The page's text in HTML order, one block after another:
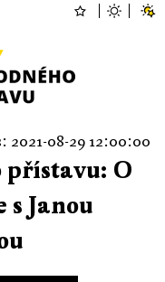
2021-08-29 12:00:00
přístavu: O
Janou